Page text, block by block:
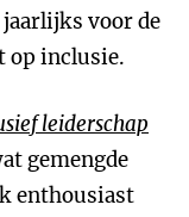
voor de
op inclusie.
leiderschap
gemengde
enthousiast